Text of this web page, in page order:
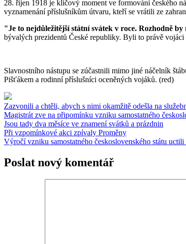
28. říjen 1918 je klíčový moment ve formování českého
vyznamenání příslušníkům útvaru, kteří se vrátili ze
"Je to nejdůležitější státní svátek v roce. Rozhodně
bývalých prezidentů České republiky. Byli to právě
Slavnostního nástupu se zúčastnili mimo jiné náčelník
Pišťákem a rodinní příslušníci oceněných vojáků. (red)
Zazvonili a chtěli, abych s nimi okamžitě odešla na
Magistrát zve na připomínku vzniku samostatného
Jsou tady dva měsíce ve znamení svátků a prázdnin
Při vzpomínkové akci zpívaly Proměny
Výročí vzniku samostatného československého státu uctili
Poslat nový komentář